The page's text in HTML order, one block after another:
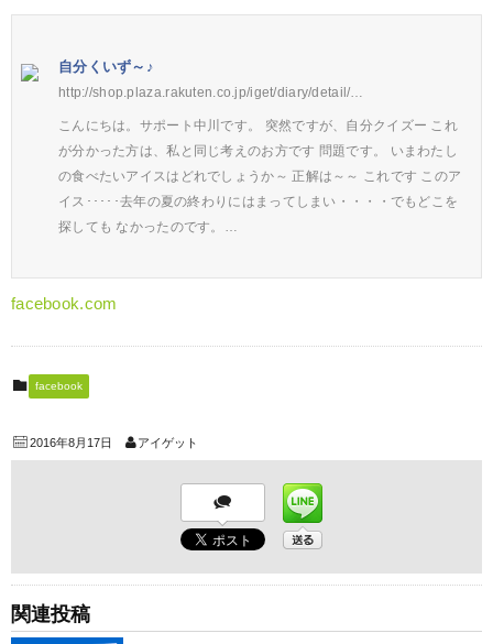
自分くいず～♪
http://shop.plaza.rakuten.co.jp/iget/diary/detail/…
こんにちは。サポート中川です。 突然ですが、自分クイズー これ
が分かった方は、私と同じ考えのお方です 問題です。 いまわたし
の食べたいアイスはどれでしょうか～ 正解は～～ これです このア
イス･････去年の夏の終わりにはまってしまい・・・・でもどこを
探しても なかったのです。…
facebook.com
facebook
2016年8月17日 アイゲット
関連投稿